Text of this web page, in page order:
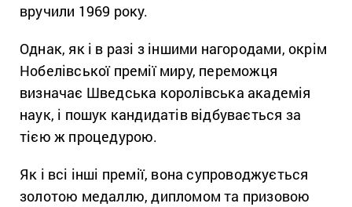
вручили 1969 року.
Однак, як і в разі з іншими нагородами, окрім
Нобелівської премії миру, переможця
визначає Шведська королівська академія
наук, і пошук кандидатів відбувається за
тією ж процедурою.
Як і всі інші премії, вона супроводжується
золотою медаллю, дипломом та призовою